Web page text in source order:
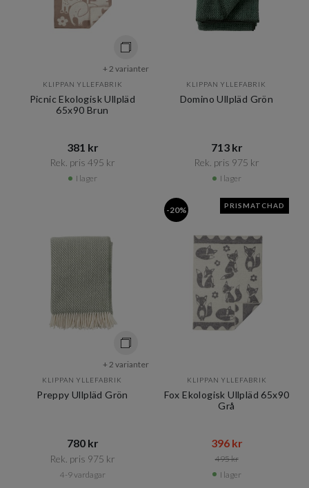
+ 2 varianter
KLIPPAN YLLEFABRIK
Picnic Ekologisk Ullpläd
65x90 Brun
381 kr​​
Rek. pris 495 kr​​
I lager
KLIPPAN YLLEFABRIK
Domino Ullpläd Grön
713 kr​​
Rek. pris 975 kr​​
I lager
+ 2 varianter
KLIPPAN YLLEFABRIK
Preppy Ullpläd Grön
780 kr​​
Rek. pris 975 kr​​
4-9 vardagar
-20% PRISMATCHAD
KLIPPAN YLLEFABRIK
Fox Ekologisk Ullpläd 65x90
Grå
396 kr​​
495 kr​​
I lager